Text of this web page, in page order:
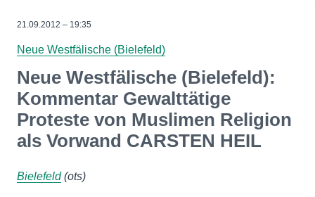
21.09.2012 – 19:35
Neue Westfälische (Bielefeld)
Neue Westfälische (Bielefeld):
Kommentar Gewalttätige
Proteste von Muslimen Religion
als Vorwand CARSTEN HEIL
Bielefeld(ots)